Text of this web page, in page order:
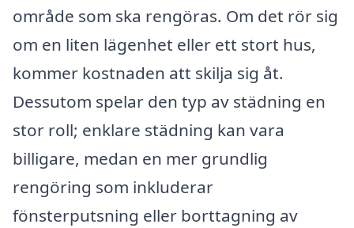
område som ska rengöras. Om det rör sig
om en liten lägenhet eller ett stort hus,
kommer kostnaden att skilja sig åt.
Dessutom spelar den typ av städning en
stor roll; enklare städning kan vara
billigare, medan en mer grundlig
rengöring som inkluderar
fönsterputsning eller borttagning av